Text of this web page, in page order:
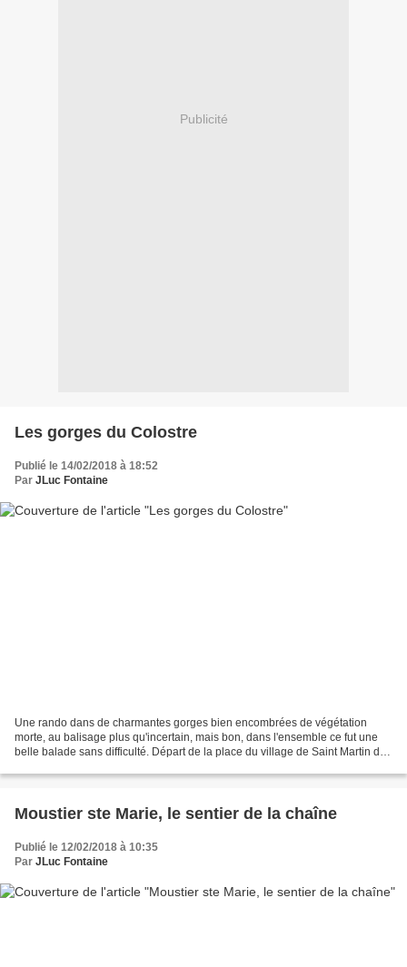
Publicité
Les gorges du Colostre
Publié le 14/02/2018 à 18:52
Par JLuc Fontaine
Une rando dans de charmantes gorges bien encombrées de végétation
morte, au balisage plus qu'incertain, mais bon, dans l'ensemble ce fut une
belle balade sans difficulté. Départ de la place du village de Saint Martin de
Moustier ste Marie, le sentier de la chaîne
Publié le 12/02/2018 à 10:35
Par JLuc Fontaine